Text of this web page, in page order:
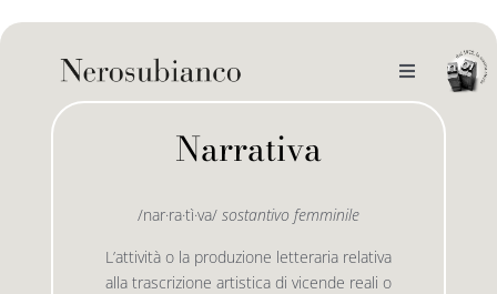
to
Toggle
Navigation
noi
le bandiere le drizze
gli autori
Narrativa
/nar·ra·tì·va/ sostantivo femminile
L’attività o la produzione letteraria relativa
alla trascrizione artistica di vicende reali o